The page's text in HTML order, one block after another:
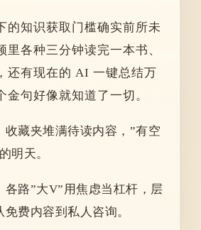
的知识获取门槛确实前所未
里各种三分钟读完一本书、
还有现在的 AI 一键总结万
金句好像就知道了一切。
收藏夹堆满待读内容，”有空
明天。
各路”大V”用焦虑当杠杆，层
费内容到私人咨询。